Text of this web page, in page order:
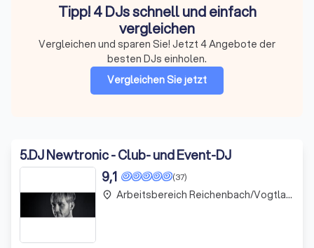
Tipp! 4 DJs schnell und einfach
vergleichen
Vergleichen und sparen Sie! Jetzt 4 Angebote der
besten DJs einholen.
Vergleichen Sie jetzt
5.DJ Newtronic - Club- und Event-DJ
(37)
9,1
place Arbeitsbereich Reichenbach/Vogtland